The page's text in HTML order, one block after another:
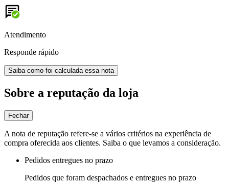
Atendimento
Responde rápido
Saiba como foi calculada essa nota
Sobre a reputação da loja
Fechar
A nota de reputação refere-se a vários critérios na experiência de
compra oferecida aos clientes. Saiba o que levamos a consideração.
Pedidos entregues no prazo
Pedidos que foram despachados e entregues no prazo